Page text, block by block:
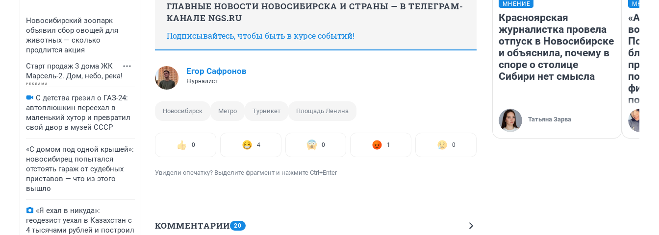
Новосибирский зоопарк
объявил сбор овощей для
животных — сколько
продлится акция
Старт продаж 3 дома ЖК
Марсель-2. Дом, небо, река!
С детства грезил о ГАЗ-24:
автоплюшкин переехал в
маленький хутор и превратил
свой двор в музей СССР
«С домом под одной крышей»:
новосибирец попытался
отстоять гараж от судебных
приставов — что из этого
вышло
«Я ехал в никуда»:
геодезист уехал в Казахстан с
4 тысячами рублей и построил
ГЛАВНЫЕ НОВОСТИ НОВОСИБИРСКА И СТРАНЫ — В ТЕЛЕГРАМ-
КАНАЛЕ NGS.RU
Подписывайтесь, чтобы быть в курсе событий!
Егор Сафронов
Журналист
Новосибирск Метро Турникет Площадь Ленина
0 4 0 1 0
Увидели опечатку? Выделите фрагмент и нажмите Ctrl+Enter
КОММЕНТАРИИ 20
МНЕНИЕ
Красноярская
журналистка провела
отпуск в Новосибирске
и объяснила, почему в
споре о столице
Сибири нет смысла
Татьяна Зарва
вот